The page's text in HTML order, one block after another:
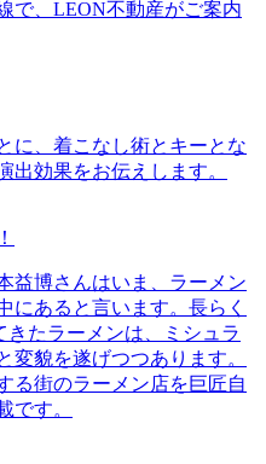
で、LEON不動産がご案内
に、着こなし術とキーとな
出効果をお伝えします。
益博さんはいま、ラーメン
にあると言います。長らく
たラーメンは、ミシュラ
変貌を遂げつつあります。
る街のラーメン店を巨匠自
です。